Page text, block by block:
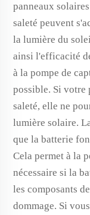
panneaux
saleté peuvent
la lumière du
ainsi l'efficacité
à la pompe de
possible. Si votre
saleté, elle ne
lumière solaire.
que la batterie
Cela permet à la
nécessaire si la
les composants
dommage. Si